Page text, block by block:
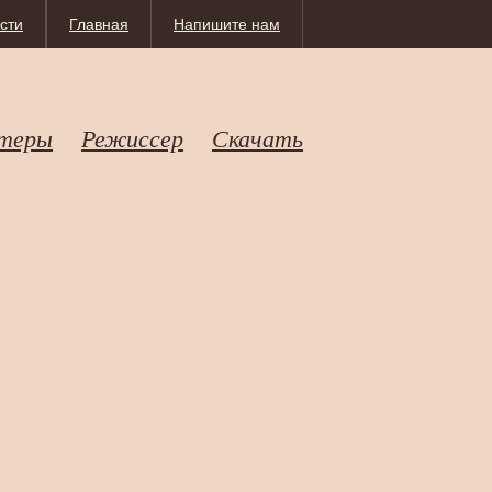
Напишите нам
Главная
Режиссер Скачать